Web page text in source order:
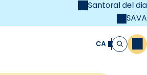
Santoral del dia
SAVA
CA Cerca